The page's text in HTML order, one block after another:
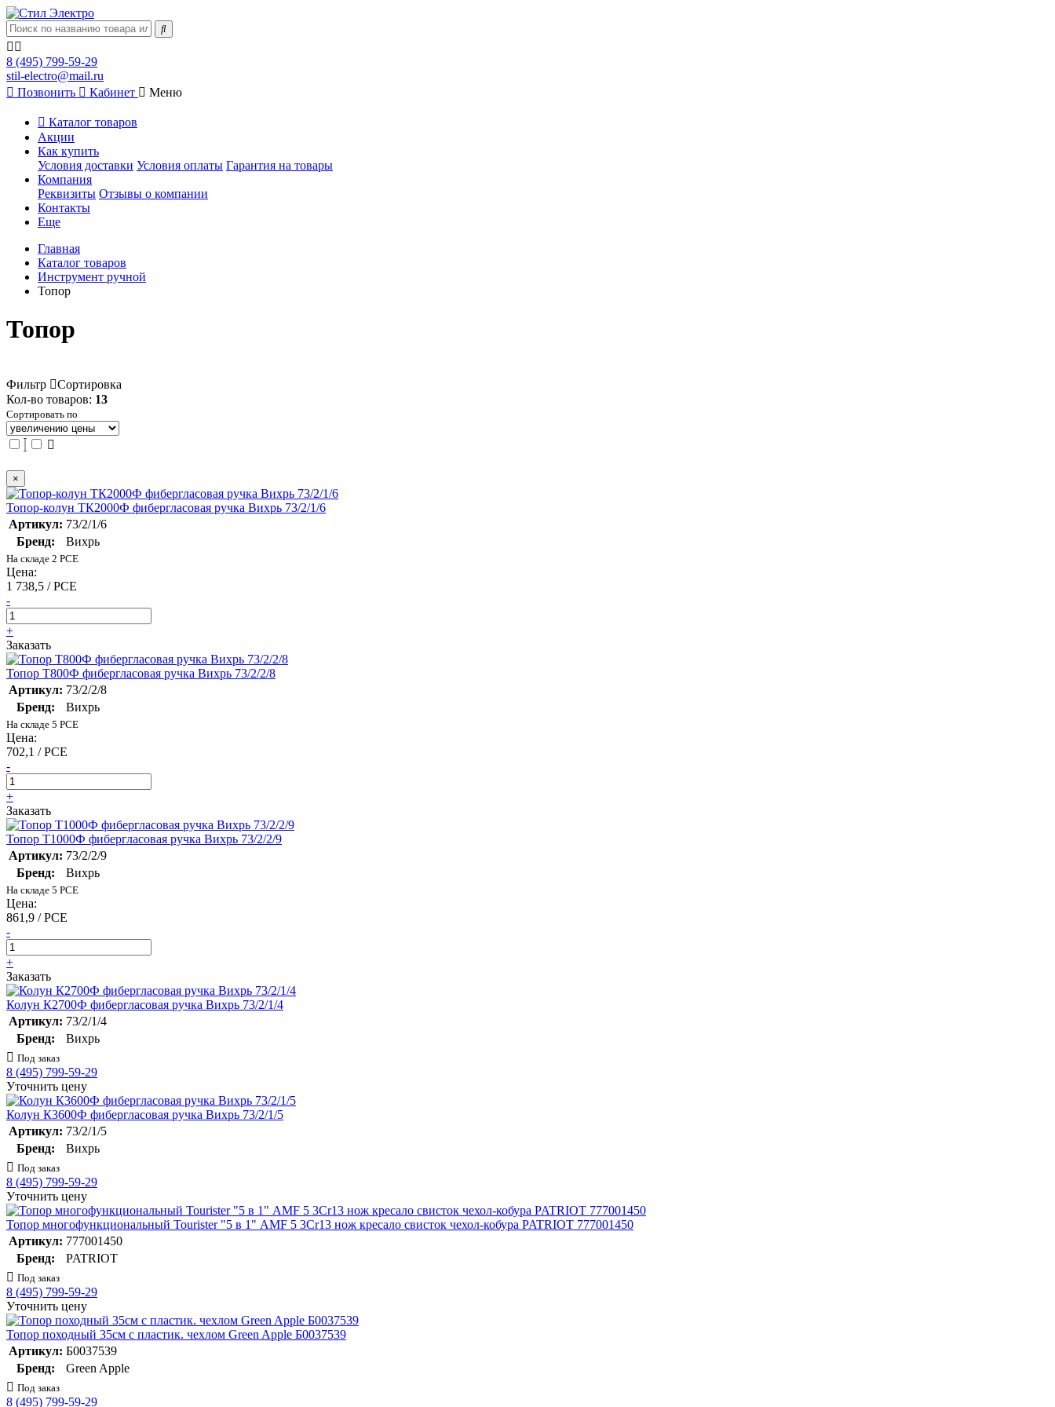
8 (495) 799-59-29
stil-electro@mail.ru
Позвонить
Кабинет Меню
Каталог товаров
Акции
Как купить
Условия доставки Условия оплаты Гарантия на товары
Компания
Реквизиты Отзывы о компании
Контакты
Еще
Главная
Каталог товаров
Инструмент ручной
Топор
Топор
Фильтр
Сортировка
Кол-во товаров: 13
Сортировать по
×
Топор-колун ТК2000Ф фибергласовая ручка Вихрь 73/2/1/6
Артикул: 73/2/1/6
Бренд:
Вихрь
На складе 2 PCE
Цена:
1 738,5 / PCE
-
+
Заказать
Топор Т800Ф фибергласовая ручка Вихрь 73/2/2/8
Артикул: 73/2/2/8
Бренд:
Вихрь
На складе 5 PCE
Цена:
702,1 / PCE
-
+
Заказать
Топор Т1000Ф фибергласовая ручка Вихрь 73/2/2/9
Артикул: 73/2/2/9
Бренд:
Вихрь
На складе 5 PCE
Цена:
861,9 / PCE
-
+
Заказать
Колун К2700Ф фибергласовая ручка Вихрь 73/2/1/4
Артикул: 73/2/1/4
Бренд:
Вихрь
Под заказ
8 (495) 799-59-29
Уточнить цену
Колун К3600Ф фибергласовая ручка Вихрь 73/2/1/5
Артикул: 73/2/1/5
Бренд:
Вихрь
Под заказ
8 (495) 799-59-29
Уточнить цену
Топор многофункциональный Tourister "5 в 1" AMF 5 3Cr13 нож кресало свисток чехол-кобура PATRIOT 777001450
Артикул: 777001450
Бренд:
PATRIOT
Под заказ
8 (495) 799-59-29
Уточнить цену
Топор походный 35см с пластик. чехлом Green Apple Б0037539
Артикул: Б0037539
Бренд:
Green Apple
Под заказ
8 (495) 799-59-29